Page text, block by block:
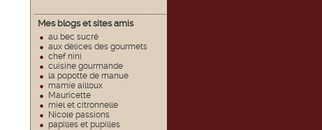
Mes blogs et sites amis
au bec sucré
aux délices des gourmets
chef nini
cuisine gourmande
la popotte de manue
mamie ailloux
Mauricette
miel et citronnelle
Nicole passions
papilles et pupilles